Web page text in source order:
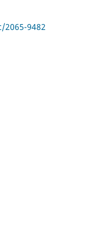
9482